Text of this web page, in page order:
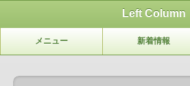
Left Column
メニュー 新着情報